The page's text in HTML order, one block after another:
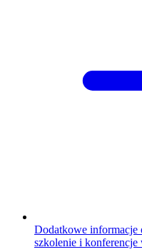
Dodatkowe informacje
szkolenie i konferencje